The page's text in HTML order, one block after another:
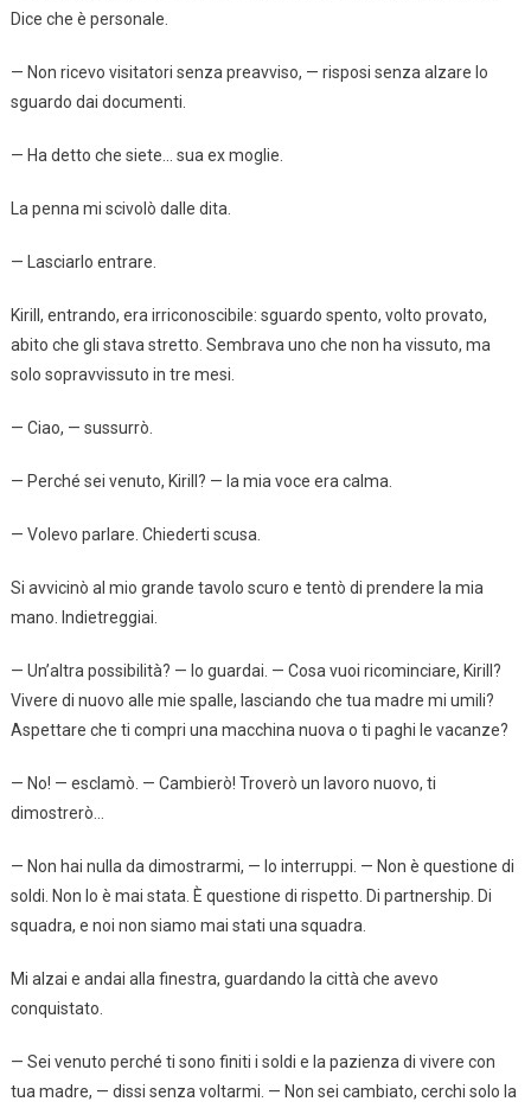
Dice che è personale.
— Non ricevo visitatori senza preavviso, — risposi senza alzare lo
sguardo dai documenti.
— Ha detto che siete… sua ex moglie.
La penna mi scivolò dalle dita.
— Lasciarlo entrare.
Kirill, entrando, era irriconoscibile: sguardo spento, volto provato,
abito che gli stava stretto. Sembrava uno che non ha vissuto, ma
solo sopravvissuto in tre mesi.
— Ciao, — sussurrò.
— Perché sei venuto, Kirill? — la mia voce era calma.
— Volevo parlare. Chiederti scusa.
Si avvicinò al mio grande tavolo scuro e tentò di prendere la mia
mano. Indietreggiai.
— Un’altra possibilità? — lo guardai. — Cosa vuoi ricominciare, Kirill?
Vivere di nuovo alle mie spalle, lasciando che tua madre mi umili?
Aspettare che ti compri una macchina nuova o ti paghi le vacanze?
— No! — esclamò. — Cambierò! Troverò un lavoro nuovo, ti
dimostrerò…
— Non hai nulla da dimostrarmi, — lo interruppi. — Non è questione di
soldi. Non lo è mai stata. È questione di rispetto. Di partnership. Di
squadra, e noi non siamo mai stati una squadra.
Mi alzai e andai alla finestra, guardando la città che avevo
conquistato.
— Sei venuto perché ti sono finiti i soldi e la pazienza di vivere con
tua madre, — dissi senza voltarmi. — Non sei cambiato, cerchi solo la